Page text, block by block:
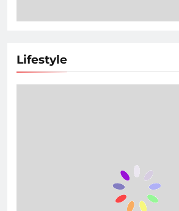
Lifestyle